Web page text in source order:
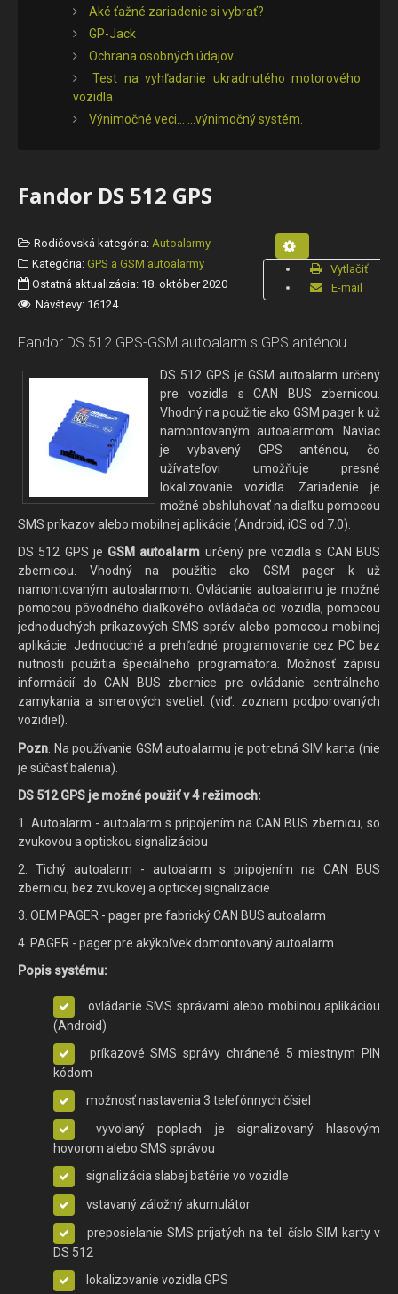
Aké ťažné zariadenie si vybrať?
GP-Jack
Ochrana osobných údajov
Test na vyhľadanie ukradnutého motorového
vozidla
Výnimočné veci... ...výnimočný systém.
Fandor DS 512 GPS
Vytlačiť
E-mail
Rodičovská kategória: Autoalarmy
Kategória: GPS a GSM autoalarmy
Ostatná aktualizácia: 18. október 2020
Návštevy: 16124
Fandor DS 512 GPS-GSM autoalarm s GPS anténou
DS 512 GPS je GSM autoalarm určený
pre vozidla s CAN BUS zbernicou.
Vhodný na použitie ako GSM pager k už
namontovaným autoalarmom. Naviac
je vybavený GPS anténou, čo
užívateľovi umožňuje presné
lokalizovanie vozidla. Zariadenie je
možné obshluhovať na diaľku pomocou
SMS príkazov alebo mobilnej aplikácie (Android, iOS od 7.0).
DS 512 GPS je GSM autoalarm určený pre vozidla s CAN BUS
zbernicou. Vhodný na použitie ako GSM pager k už
namontovaným autoalarmom. Ovládanie autoalarmu je možné
pomocou pôvodného diaľkového ovládača od vozidla, pomocou
jednoduchých príkazových SMS správ alebo pomocou mobilnej
aplikácie. Jednoduché a prehľadné programovanie cez PC bez
nutnosti použitia špeciálneho programátora. Možnosť zápisu
informácií do CAN BUS zbernice pre ovládanie centrálneho
zamykania a smerových svetiel. (viď. zoznam podporovaných
vozidiel).
Pozn. Na používanie GSM autoalarmu je potrebná SIM karta (nie
je súčasť balenia).
DS 512 GPS je možné použiť v 4 režimoch:
1. Autoalarm - autoalarm s pripojením na CAN BUS zbernicu, so
zvukovou a optickou signalizáciou
2. Tichý autoalarm - autoalarm s pripojením na CAN BUS
zbernicu, bez zvukovej a optickej signalizácie
3. OEM PAGER - pager pre fabrický CAN BUS autoalarm
4. PAGER - pager pre akýkoľvek domontovaný autoalarm
Popis systému:
ovládanie SMS správami alebo mobilnou aplikáciou
(Android)
príkazové SMS správy chránené 5 miestnym PIN
kódom
možnosť nastavenia 3 telefónnych čísiel
vyvolaný poplach je signalizovaný hlasovým
hovorom alebo SMS správou
signalizácia slabej batérie vo vozidle
vstavaný záložný akumulátor
preposielanie SMS prijatých na tel. číslo SIM karty v
DS 512
lokalizovanie vozidla GPS